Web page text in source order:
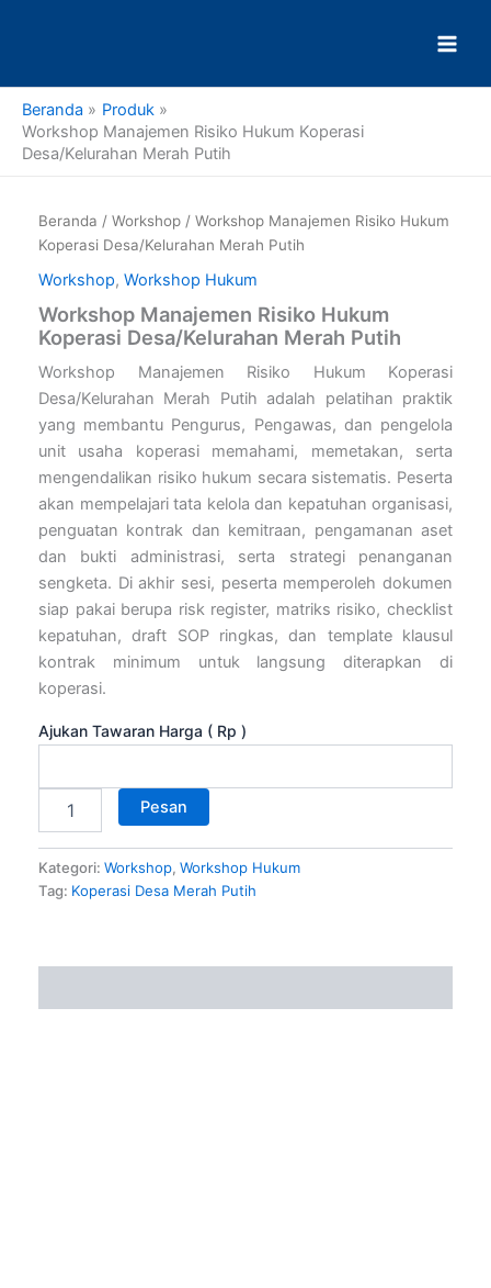
Beranda
Produk
Workshop Manajemen Risiko Hukum Koperasi
Desa/Kelurahan Merah Putih
Beranda / Workshop / Workshop Manajemen Risiko Hukum
Koperasi Desa/Kelurahan Merah Putih
Workshop, Workshop Hukum
Workshop Manajemen Risiko Hukum
Koperasi Desa/Kelurahan Merah Putih
Workshop Manajemen Risiko Hukum Koperasi
Desa/Kelurahan Merah Putih adalah pelatihan praktik
yang membantu Pengurus, Pengawas, dan pengelola
unit usaha koperasi memahami, memetakan, serta
mengendalikan risiko hukum secara sistematis. Peserta
akan mempelajari tata kelola dan kepatuhan organisasi,
penguatan kontrak dan kemitraan, pengamanan aset
dan bukti administrasi, serta strategi penanganan
sengketa. Di akhir sesi, peserta memperoleh dokumen
siap pakai berupa risk register, matriks risiko, checklist
kepatuhan, draft SOP ringkas, dan template klausul
kontrak minimum untuk langsung diterapkan di
koperasi.
Ajukan Tawaran Harga ( Rp )
Manajemen
Risiko
Hukum
Desa/Kelurahan
Merah
Putih
Pesan
Kategori: Workshop, Workshop Hukum
Tag: Koperasi Desa Merah Putih